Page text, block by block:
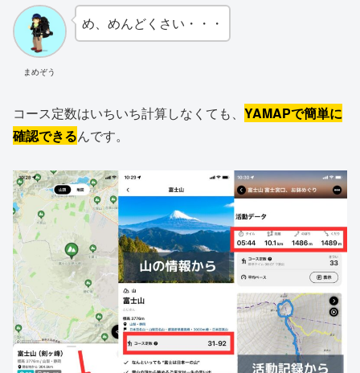
まめぞう
め、めんどくさい・・・
コース定数はいちいち計算しなくても、 YAMAPで簡単に
確認できるんです。